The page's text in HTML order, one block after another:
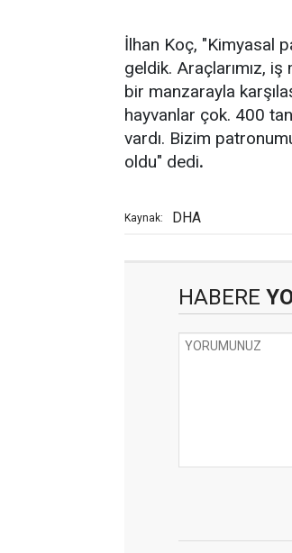
İlhan Koç, "Kimyasal
geldik. Araçlarımız,
bir manzarayla
hayvanlar çok. 400
vardı. Bizim
oldu" dedi.
Kaynak: DHA
HABERE